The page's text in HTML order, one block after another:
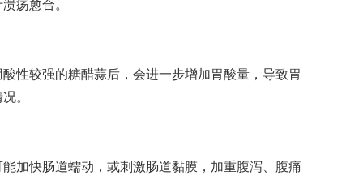
疡愈合。
较强的糖醋蒜后，会进一步增加胃酸量，导致胃
。
快肠道蠕动，或刺激肠道黏膜，加重腹泻、腹痛